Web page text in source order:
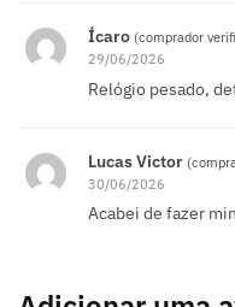
Ícaro (comprador
29/06/2026
Relógio pesado,
Lucas Victor
30/06/2026
Acabei de fazer